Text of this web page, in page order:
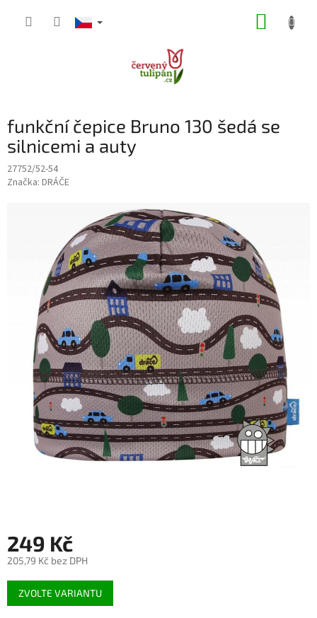
funkční čepice Bruno 130 šedá se
silnicemi a auty
27752/52-54
Značka: DRÁČE
249 Kč
205,79 Kč bez DPH
Měrná
cena:
ZVOLTE VARIANTU